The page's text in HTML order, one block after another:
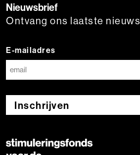
Nieuwsbrief
Ontvang ons laatste nieuws
E-mailadres
Inschrijven